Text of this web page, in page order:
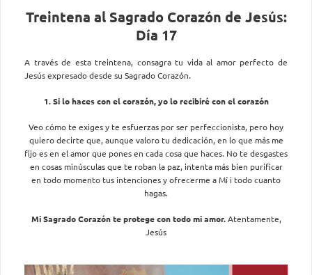
Treintena al Sagrado Corazón de Jesús:
Día 17
A través de esta treintena, consagra tu vida al amor perfecto de
Jesús expresado desde su Sagrado Corazón.
1. Si lo haces con el corazón, yo lo recibiré con el corazón
Veo cómo te exiges y te esfuerzas por ser perfeccionista, pero hoy
quiero decirte que, aunque valoro tu dedicación, en lo que más me
fijo es en el amor que pones en cada cosa que haces. No te desgastes
en cosas minúsculas que te roban la paz, intenta más bien purificar
en todo momento tus intenciones y ofrecerme a Mí i todo cuanto
hagas.
Mi Sagrado Corazón te protege con todo mi amor.Atentamente,
Jesús